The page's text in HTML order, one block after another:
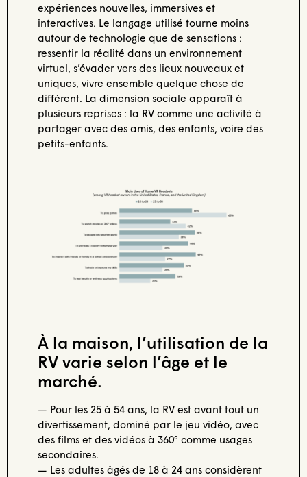
expériences nouvelles, immersives et
interactives. Le langage utilisé tourne moins
autour de technologie que de sensations :
ressentir la réalité dans un environnement
virtuel, s’évader vers des lieux nouveaux et
uniques, vivre ensemble quelque chose de
différent. La dimension sociale apparaît à
plusieurs reprises : la RV comme une activité à
partager avec des amis, des enfants, voire des
petits-enfants.
À la maison, l’utilisation de la
RV varie selon l’âge et le
marché.
— Pour les 25 à 54 ans, la RV est avant tout un
divertissement, dominé par le jeu vidéo, avec
des films et des vidéos à 360° comme usages
secondaires.
— Les adultes âgés de 18 à 24 ans considèrent